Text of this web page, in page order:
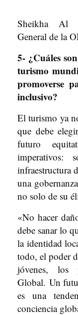
Sheikha Al
General de la
5- ¿Cuáles
turismo
promoverse
inclusivo?
El turismo ya
que debe
futuro
imperativos:
infraestructura
una
no solo de su
«No hacer
debe sanar lo
la identidad
todo, el poder
jóvenes,
Global. Un
es una
conciencia